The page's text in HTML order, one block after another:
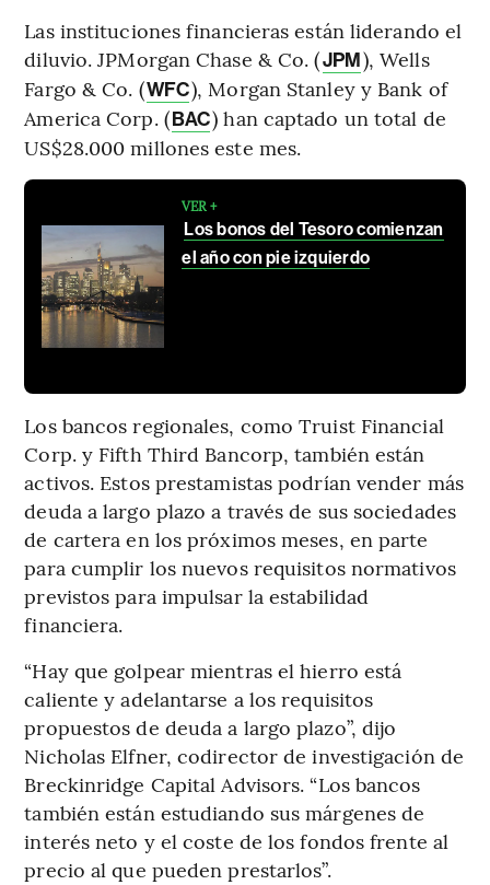
Las instituciones financieras están liderando el
diluvio. JPMorgan Chase & Co. (JPM), Wells
Fargo & Co. (WFC), Morgan Stanley y Bank of
America Corp. (BAC) han captado un total de
US$28.000 millones este mes.
VER +
Los bonos del Tesoro comienzan
el año con pie izquierdo
Los bancos regionales, como Truist Financial
Corp. y Fifth Third Bancorp, también están
activos. Estos prestamistas podrían vender más
deuda a largo plazo a través de sus sociedades
de cartera en los próximos meses, en parte
para cumplir los nuevos requisitos normativos
previstos para impulsar la estabilidad
financiera.
“Hay que golpear mientras el hierro está
caliente y adelantarse a los requisitos
propuestos de deuda a largo plazo”, dijo
Nicholas Elfner, codirector de investigación de
Breckinridge Capital Advisors. “Los bancos
también están estudiando sus márgenes de
interés neto y el coste de los fondos frente al
precio al que pueden prestarlos”.